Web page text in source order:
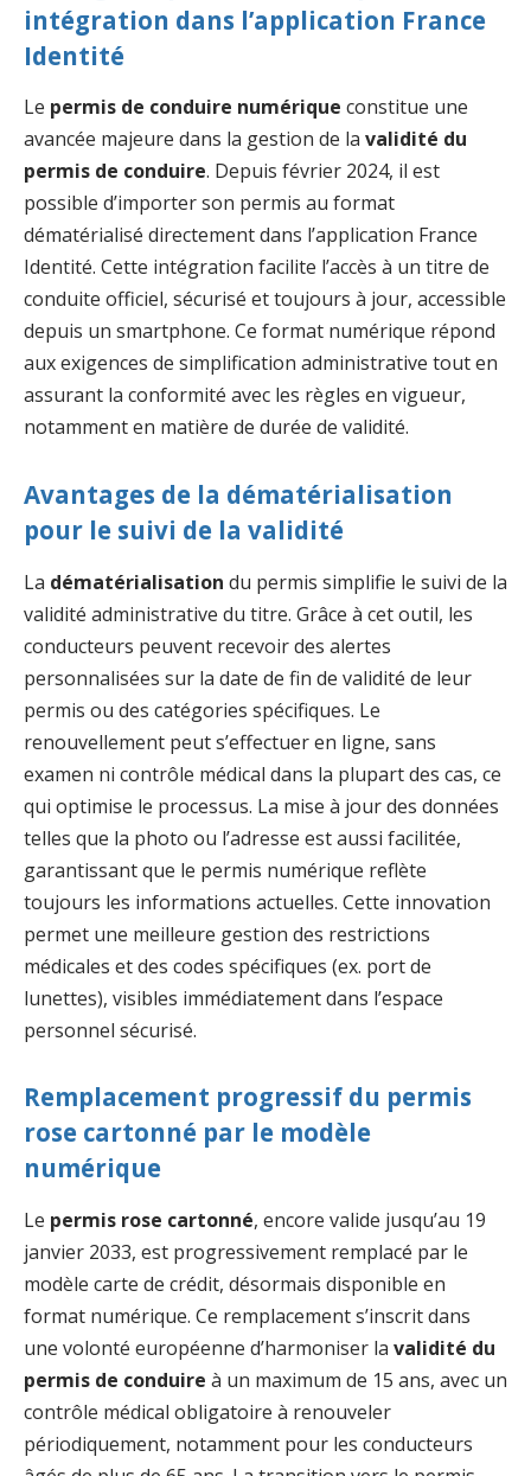
intégration dans l’application France
Identité
Le permis de conduire numérique constitue une
avancée majeure dans la gestion de la validité du
permis de conduire. Depuis février 2024, il est
possible d’importer son permis au format
dématérialisé directement dans l’application France
Identité. Cette intégration facilite l’accès à un titre de
conduite officiel, sécurisé et toujours à jour, accessible
depuis un smartphone. Ce format numérique répond
aux exigences de simplification administrative tout en
assurant la conformité avec les règles en vigueur,
notamment en matière de durée de validité.
Avantages de la dématérialisation
pour le suivi de la validité
La dématérialisation du permis simplifie le suivi de la
validité administrative du titre. Grâce à cet outil, les
conducteurs peuvent recevoir des alertes
personnalisées sur la date de fin de validité de leur
permis ou des catégories spécifiques. Le
renouvellement peut s’effectuer en ligne, sans
examen ni contrôle médical dans la plupart des cas, ce
qui optimise le processus. La mise à jour des données
telles que la photo ou l’adresse est aussi facilitée,
garantissant que le permis numérique reflète
toujours les informations actuelles. Cette innovation
permet une meilleure gestion des restrictions
médicales et des codes spécifiques (ex. port de
lunettes), visibles immédiatement dans l’espace
personnel sécurisé.
Remplacement progressif du permis
rose cartonné par le modèle
numérique
Le permis rose cartonné, encore valide jusqu’au 19
janvier 2033, est progressivement remplacé par le
modèle carte de crédit, désormais disponible en
format numérique. Ce remplacement s’inscrit dans
une volonté européenne d’harmoniser la validité du
permis de conduire à un maximum de 15 ans, avec un
contrôle médical obligatoire à renouveler
périodiquement, notamment pour les conducteurs